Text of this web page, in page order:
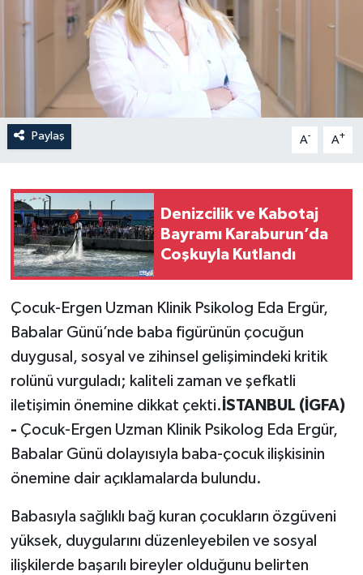
Paylaş A- A+
Denizcilik ve Kabotaj
Bayramı Karaburun’da
Coşkuyla Kutlandı
Çocuk-Ergen Uzman Klinik Psikolog Eda Ergür,
Babalar Günü’nde baba figürünün çocuğun
duygusal, sosyal ve zihinsel gelişimindeki kritik
rolünü vurguladı; kaliteli zaman ve şefkatli
iletişimin önemine dikkat çekti. İSTANBUL (İGFA)
- Çocuk-Ergen Uzman Klinik Psikolog Eda Ergür,
Babalar Günü dolayısıyla baba-çocuk ilişkisinin
önemine dair açıklamalarda bulundu.
Babasıyla sağlıklı bağ kuran çocukların özgüveni
yüksek, duygularını düzenleyebilen ve sosyal
ilişkilerde başarılı bireyler olduğunu belirten